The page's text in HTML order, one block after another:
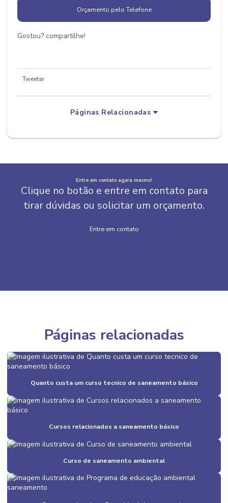
Orçamento pelo Telefone
Gostou? compartilhe!
Tweetar
Páginas Relacionadas
Entre em contato agora mesmo!
Clique no botão e entre em contato para
tirar dúvidas ou solicitar um orçamento.
Entre em contato
Páginas relacionadas
Quanto custa um curso tecnico de saneamento básico
Cursos relacionados a saneamento básico
Curso de saneamento ambiental